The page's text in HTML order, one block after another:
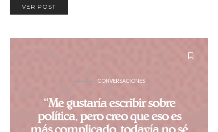
VER POST
CONVERSACIONES
“Me gustaría escribir sobre
política, pero creo que eso es
más complicado, todavía no sé